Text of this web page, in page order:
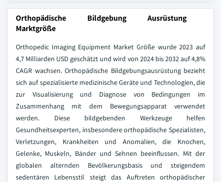
Orthopädische Bildgebung Ausrüstung
Marktgröße
Orthopedic Imaging Equipment Market Größe wurde 2023 auf
4,7 Milliarden USD geschätzt und wird von 2024 bis 2032 auf 4,8%
CAGR wachsen. Orthopädische Bildgebungsausrüstung bezieht
sich auf spezialisierte medizinische Geräte und Technologien, die
zur Visualisierung und Diagnose von Bedingungen im
Zusammenhang mit dem Bewegungsapparat verwendet
werden. Diese bildgebenden Werkzeuge helfen
Gesundheitsexperten, insbesondere orthopädische Spezialisten,
Verletzungen, Krankheiten und Anomalien, die Knochen,
Gelenke, Muskeln, Bänder und Sehnen beeinflussen. Mit der
globalen alternden Bevölkerungsbasis und steigendem
sedentären Lebensstil steigt das Auftreten orthopädischer